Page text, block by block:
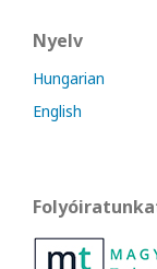
Nyelv
Hungarian
English